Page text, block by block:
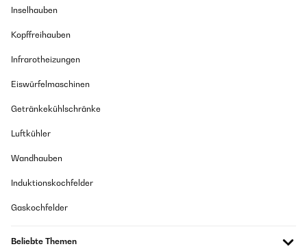
Inselhauben
Kopffreihauben
Infrarotheizungen
Eiswürfelmaschinen
Getränkekühlschränke
Luftkühler
Wandhauben
Induktionskochfelder
Gaskochfelder
Beliebte Themen